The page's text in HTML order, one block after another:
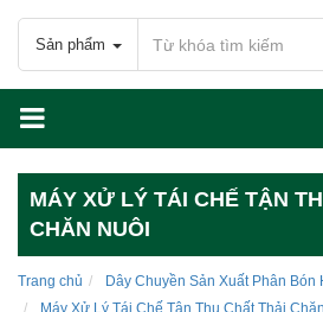
Sản phẩm
MÁY XỬ LÝ TÁI CHẾ TẬN
CHĂN NUÔI
Trang chủ
Dây Chuyền Sản Xuất Phân Bón
Máy Xử Lý Tái Chế Tận Thu Chất Thải